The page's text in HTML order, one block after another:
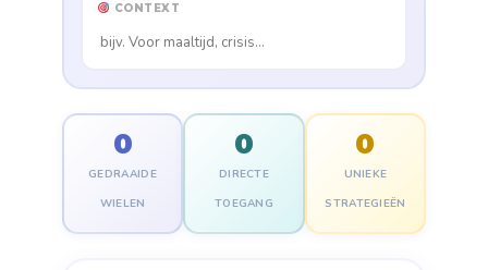
CONTEXT
0
GEDRAAIDE
WIELEN
0
DIRECTE
TOEGANG
0
UNIEKE
STRATEGIEËN